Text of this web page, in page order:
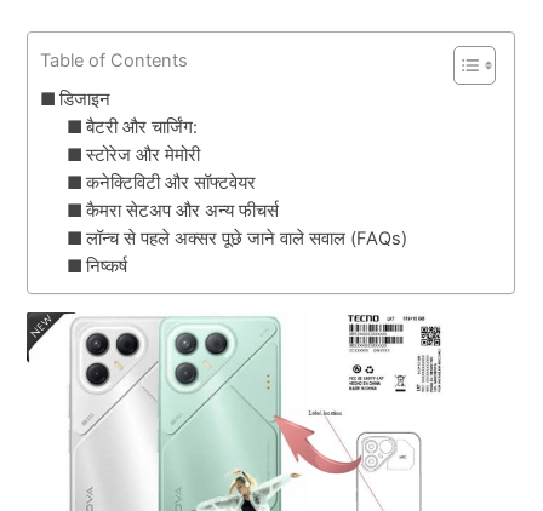
Table of Contents
डिजाइन
बैटरी और चार्जिंग:
स्टोरेज और मेमोरी
कनेक्टिविटी और सॉफ्टवेयर
कैमरा सेटअप और अन्य फीचर्स
लॉन्च से पहले अक्सर पूछे जाने वाले सवाल (FAQs)
निष्कर्ष